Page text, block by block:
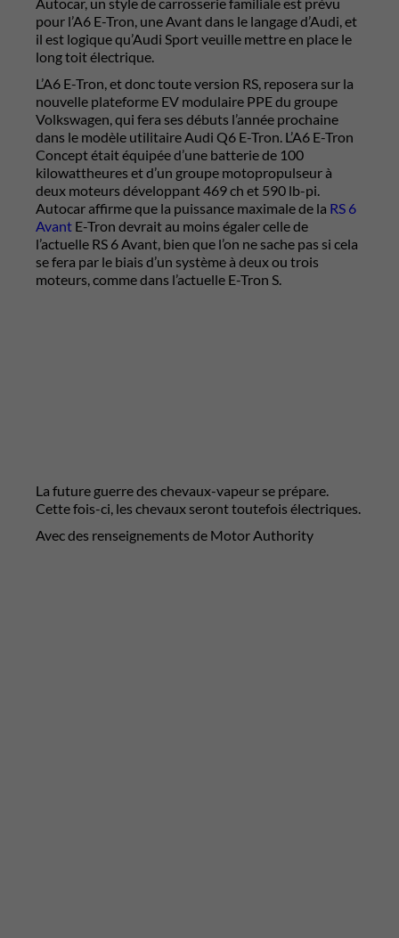
pour l’A6 E-Tron, une Avant dans le langage d’Audi, et
il est logique qu’Audi Sport veuille mettre en place le
long toit électrique.
L’A6 E-Tron, et donc toute version RS, reposera sur la
nouvelle plateforme EV modulaire PPE du groupe
Volkswagen, qui fera ses débuts l’année prochaine
dans le modèle utilitaire Audi Q6 E-Tron. L’A6 E-Tron
Concept était équipée d’une batterie de 100
kilowattheures et d’un groupe motopropulseur à
deux moteurs développant 469 ch et 590 lb-pi.
Autocar affirme que la puissance maximale de la RS 6
Avant E-Tron devrait au moins égaler celle de
l’actuelle RS 6 Avant, bien que l’on ne sache pas si cela
se fera par le biais d’un système à deux ou trois
moteurs, comme dans l’actuelle E-Tron S.
La future guerre des chevaux-vapeur se prépare.
Cette fois-ci, les chevaux seront toutefois électriques.
Avec des renseignements de Motor Authority